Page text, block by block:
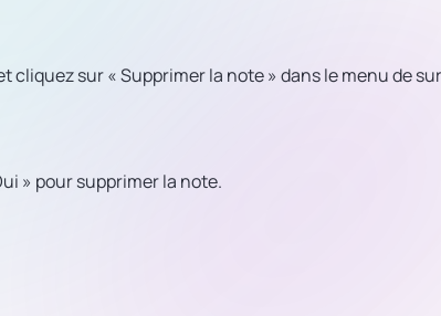
cliquez sur « Supprimer la note » dans le menu de
» pour supprimer la note.